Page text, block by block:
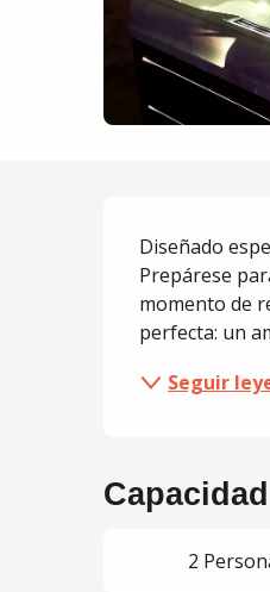
Diseñado
Prepárese
momento de
perfecta: un
Seguir
Capacidad
2